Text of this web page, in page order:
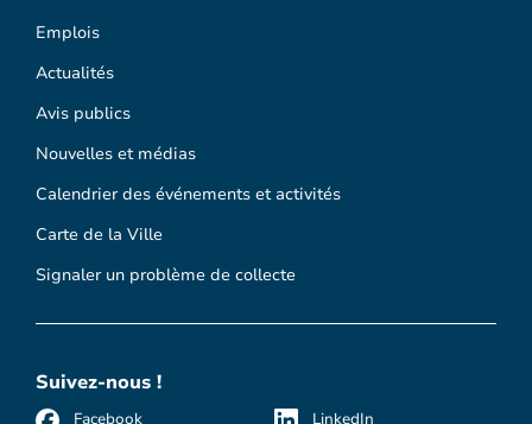
Emplois
Actualités
Avis publics
Nouvelles et médias
Calendrier des événements et activités
Carte de la Ville
Signaler un problème de collecte
Suivez-nous !
Facebook LinkedIn